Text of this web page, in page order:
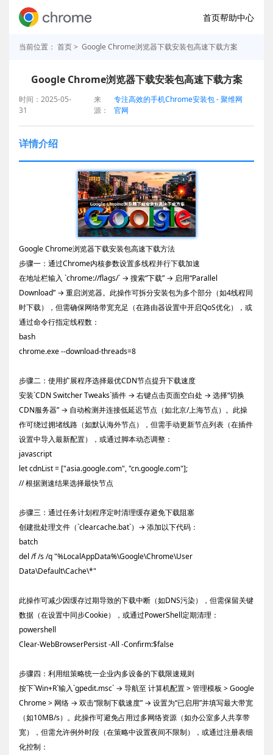
首页帮助中心
当前位置： 首页> Google Chrome浏览器下载安装包高速下载方案
Google Chrome浏览器下载安装包高速下载方案
时间：2025-05-
31
来
源：
专注高效的手机Chrome安装包 - 聚维网
官网
详情介绍
Google Chrome浏览器下载安装包高速下载方法
步骤一：通过Chrome内核参数设置多线程并行下载加速
在地址栏输入 `chrome://flags/` → 搜索“下载” → 启用“Parallel
Download” → 重启浏览器。此操作可拆分安装包为多个部分（如4线程同
时下载），但需确保网络带宽充足（在路由器设置中开启QoS优化），或
通过命令行指定线程数：
bash
chrome.exe --download-threads=8
步骤二：使用扩展程序选择最优CDN节点提升下载速度
安装`CDN Switcher Tweaks`插件 → 右键点击页面空白处 → 选择“切换
CDN服务器” → 自动检测并连接低延迟节点（如北京/上海节点）。此操
作可绕过拥堵线路（如默认海外节点），但需手动更新节点列表（在插件
设置中导入最新配置），或通过脚本动态调整：
javascript
let cdnList = ["asia.google.com", "cn.google.com"];
// 根据测速结果选择最快节点
步骤三：通过任务计划程序定时清理缓存避免下载阻塞
创建批处理文件（`clearcache.bat`）→ 添加以下代码：
batch
del /f /s /q "%LocalAppData%\Google\Chrome\User
Data\Default\Cache\*"
此操作可减少因缓存过期导致的下载中断（如DNS污染），但需保留关键
数据（在设置中同步Cookie），或通过PowerShell定期清理：
powershell
Clear-WebBrowserPersist -All -Confirm:$false
步骤四：利用组策略统一企业内多设备的下载限速规则
按下`Win+R`输入`gpedit.msc` → 导航至 计算机配置 > 管理模板 > Google
Chrome > 网络 → 双击“限制下载速度” → 设置为“已启用”并填写最大带宽
（如10MB/s）。此操作可避免占用过多网络资源（如办公室多人共享带
宽），但需允许例外时段（在策略中设置夜间不限制），或通过注册表细
化控制：